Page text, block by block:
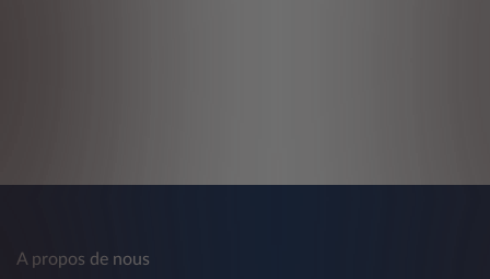
A propos de nous